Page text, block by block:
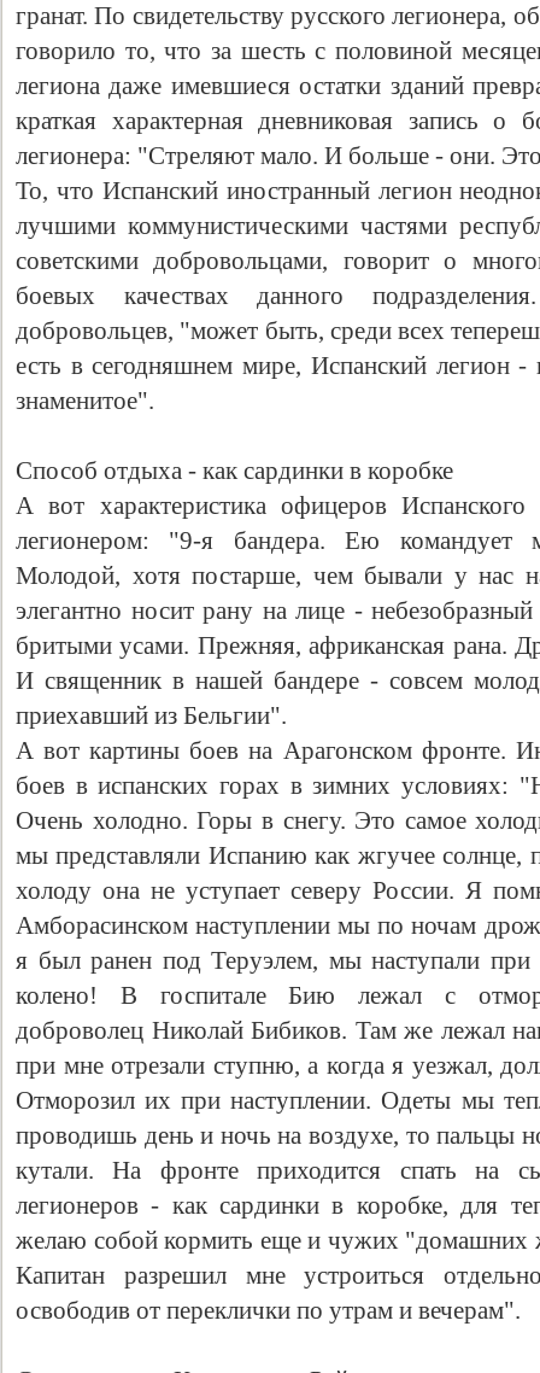
гранат. По свидетельству русского легионера,
говорило то, что за шесть с половиной
легиона даже имевшиеся остатки зданий
краткая характерная дневниковая запись о
легионера: "Стреляют мало. И больше - они.
То, что Испанский иностранный легион
лучшими коммунистическими частями
советскими добровольцами, говорит о
боевых качествах данного
добровольцев, "может быть, среди всех
есть в сегодняшнем мире, Испанский легион -
знаменитое".
Способ отдыха - как сардинки в коробке
А вот характеристика офицеров
легионером: "9-я бандера. Ею командует
Молодой, хотя постарше, чем бывали у нас
элегантно носит рану на лице -
бритыми усами. Прежняя, африканская рана.
И священник в нашей бандере - совсем
приехавший из Бельгии".
А вот картины боев на Арагонском фронте.
боев в испанских горах в зимних условиях:
Очень холодно. Горы в снегу. Это самое
мы представляли Испанию как жгучее солнце,
холоду она не уступает северу России. Я
Амборасинском наступлении мы по ночам
я был ранен под Теруэлем, мы наступали
колено! В госпитале Бию лежал с
доброволец Николай Бибиков. Там же лежал
при мне отрезали ступню, а когда я уезжал,
Отморозил их при наступлении. Одеты мы
проводишь день и ночь на воздухе, то пальцы
кутали. На фронте приходится спать на
легионеров - как сардинки в коробке, для
желаю собой кормить еще и чужих "домашних
Капитан разрешил мне устроиться
освободив от переклички по утрам и вечерам".